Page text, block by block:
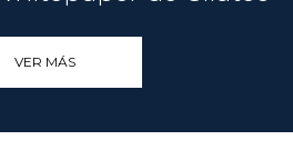
VER MÁS